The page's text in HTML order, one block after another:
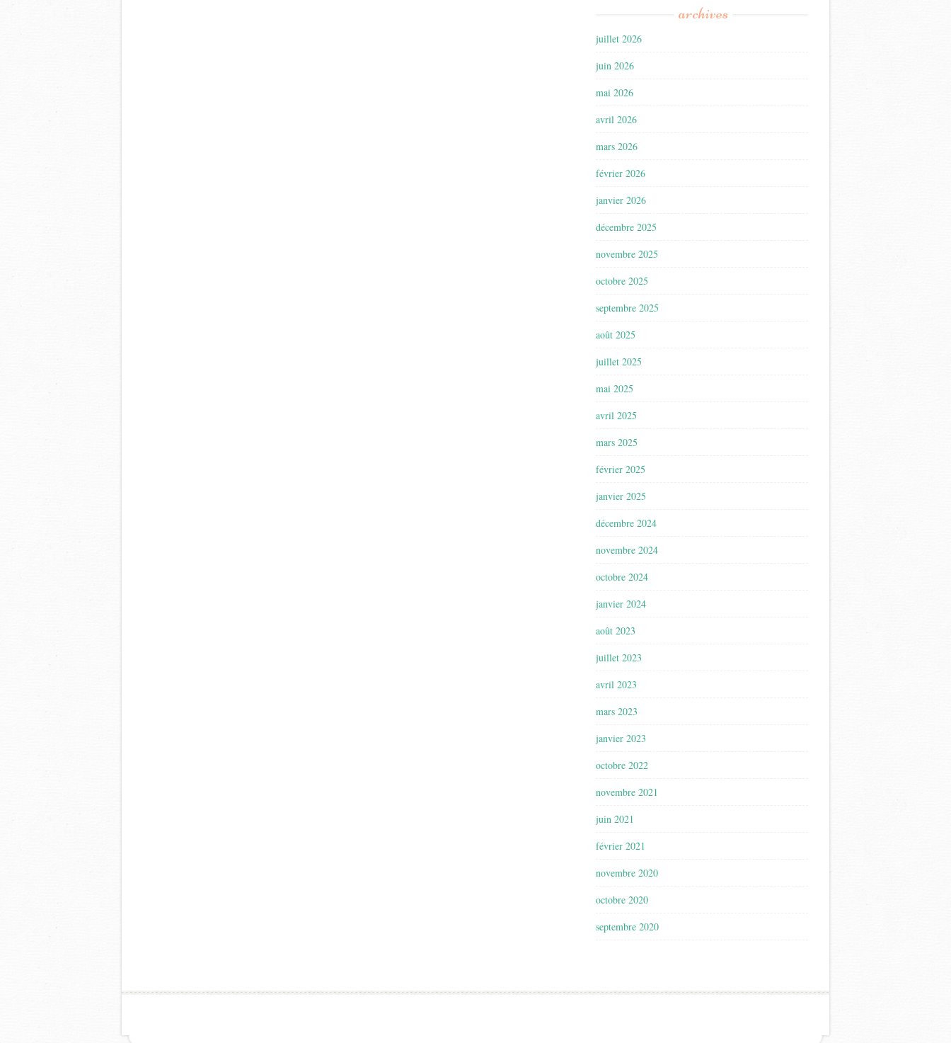
archives
juillet 2026
juin 2026
mai 2026
avril 2026
mars 2026
février 2026
janvier 2026
décembre 2025
novembre 2025
octobre 2025
septembre 2025
août 2025
juillet 2025
mai 2025
avril 2025
mars 2025
février 2025
janvier 2025
décembre 2024
novembre 2024
octobre 2024
janvier 2024
août 2023
juillet 2023
avril 2023
mars 2023
janvier 2023
octobre 2022
novembre 2021
juin 2021
février 2021
novembre 2020
octobre 2020
septembre 2020